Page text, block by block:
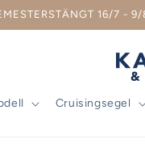
16/7 -
Cruisingsegel